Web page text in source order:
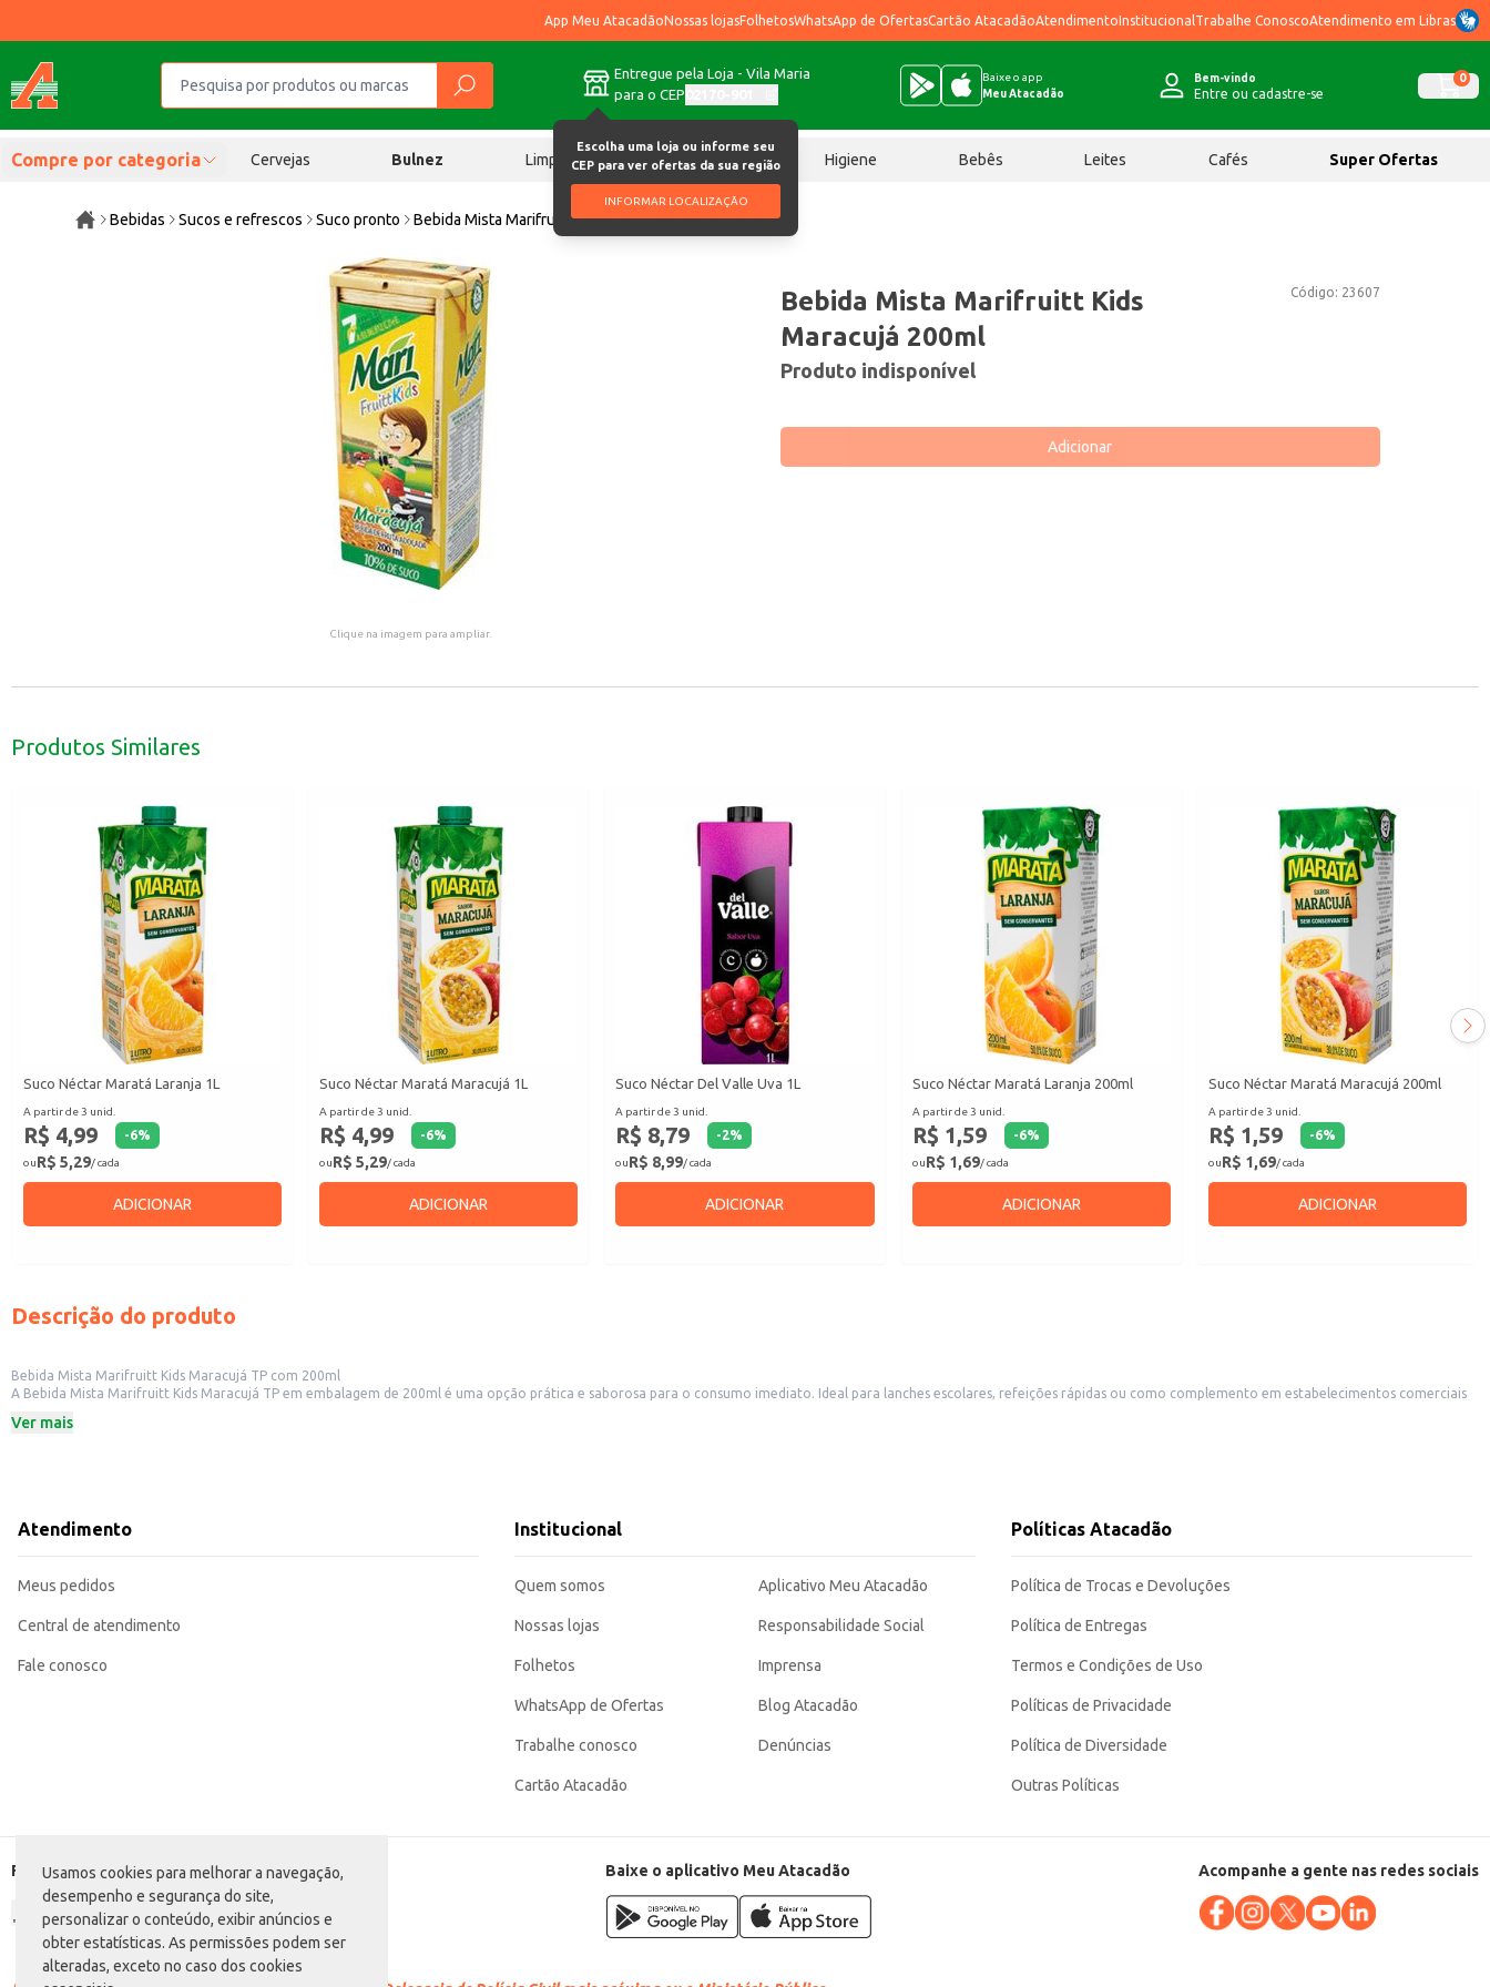
Usamos cookies para melhorar a navegação,
desempenho e segurança do site,
personalizar o conteúdo, exibir anúncios e
obter estatísticas. As permissões podem ser
alteradas, exceto no caso dos cookies
App Meu AtacadãoNossas lojasFolhetosWhatsApp de OfertasCartão AtacadãoAtendimentoInstitucional Trabalhe ConoscoAtendimento em Libras
Entregue pela Loja - Vila Maria
para o CEP
Escolha uma loja ou informe seu
CEP para ver ofertas da sua região
INFORMAR LOCALIZAÇÃO
Baixe o app
Meu Atacadão
Bem-vindo
Entre ou cadastre-se
0
Compre por categoria Cervejas Bulnez Limpeza Chocolates Higiene Bebês Leites Cafés Super Ofertas
Bebidas Sucos e refrescos Suco pronto Bebida Mista Marifruitt Kids Maracujá 200ml
Clique na imagem para ampliar.
Código: 23607
Bebida Mista Marifruitt Kids
Maracujá 200ml
Produto indisponível
Adicionar
Produtos Similares
Suco Néctar Maratá Laranja 1L
A partir de 3 unid.
R$ 4,99 -6%
ouR$ 5,29/ cada
ADICIONAR
Suco Néctar Maratá Maracujá 1L
A partir de 3 unid.
R$ 4,99 -6%
ouR$ 5,29/ cada
ADICIONAR
Suco Néctar Del Valle Uva 1L
A partir de 3 unid.
R$ 8,79 -2%
ouR$ 8,99/ cada
ADICIONAR
Suco Néctar Maratá Laranja 200ml
A partir de 3 unid.
R$ 1,59 -6%
ouR$ 1,69/ cada
ADICIONAR
Suco Néctar Maratá Maracujá 200ml
A partir de 3 unid.
R$ 1,59 -6%
ouR$ 1,69/ cada
ADICIONAR
Descrição do produto
Bebida Mista Marifruitt Kids Maracujá TP com 200ml
A Bebida Mista Marifruitt Kids Maracujá TP em embalagem de 200ml é uma opção prática e saborosa para o consumo imediato. Ideal para lanches escolares, refeições rápidas ou como complemento em estabelecimentos comerciais
Embalagem de 200ml.
Uma opção prática para estabelecimentos comerciais que oferecem bebidas aos seus clientes.
A Bebida Mista Marifruitt Kids Maracujá oferece praticidade e sabor em uma embalagem individual, tornando-se uma escolha conveniente para diversas ocasiões.
Ver mais
Atendimento
Meus pedidos
Central de atendimento
Fale conosco
Institucional
Quem somos
Nossas lojas
Folhetos
WhatsApp de Ofertas
Trabalhe conosco
Cartão Atacadão
Aplicativo Meu Atacadão
Responsabilidade Social
Imprensa
Blog Atacadão
Denúncias
Políticas Atacadão
Política de Trocas e Devoluções
Política de Entregas
Termos e Condições de Uso
Políticas de Privacidade
Política de Diversidade
Outras Políticas
Formas de pagamento Baixe o aplicativo Meu Atacadão Acompanhe a gente nas redes sociais